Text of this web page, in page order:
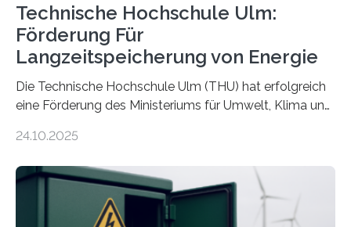
Technische Hochschule Ulm:
Förderung Für
Langzeitspeicherung von Energie
Die Technische Hochschule Ulm (THU) hat erfolgreich
eine Förderung des Ministeriums für Umwelt, Klima und
Forschungsprojekt „LAGER – Langzeitspeicherung in
Quartieren“ eingeworben. Ziel des Projekts ist die
Entwicklung, Erprobung und Demonstration von
Konzepten zur langfristigen Energiespeicherung in
24.10.2025